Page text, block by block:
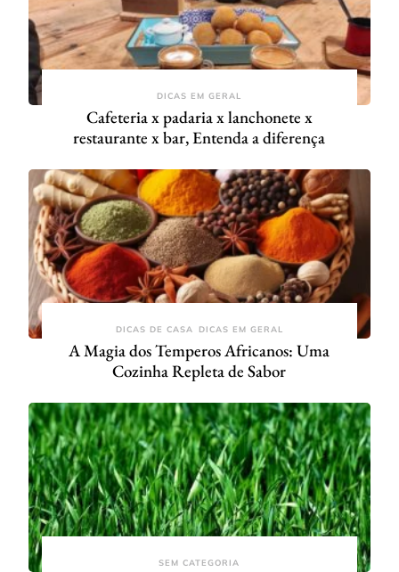
DICAS EM GERAL
Cafeteria x padaria x lanchonete x
restaurante x bar, Entenda a diferença
DICAS DE CASA DICAS EM GERAL
A Magia dos Temperos Africanos: Uma
Cozinha Repleta de Sabor
SEM CATEGORIA